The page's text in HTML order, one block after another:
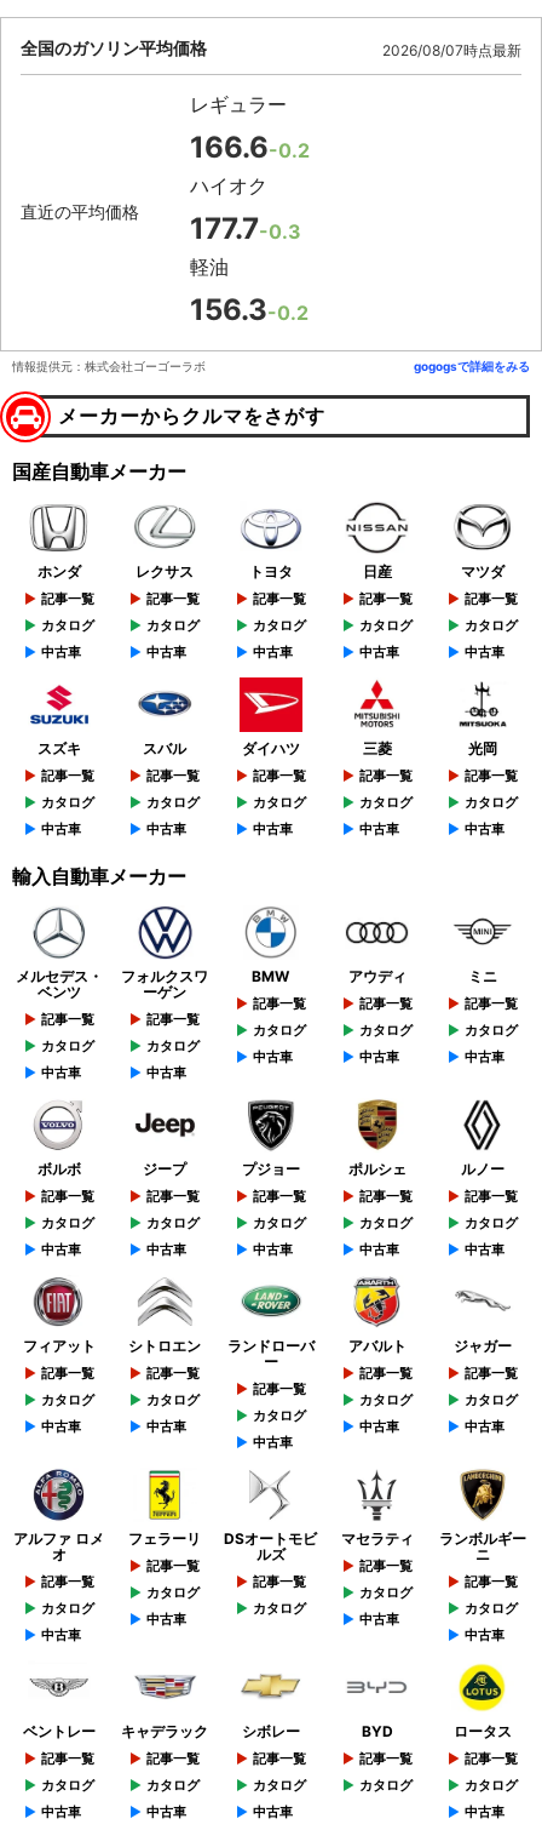
全国のガソリン平均価格 2026/08/07時点最新
直近の平均価格
レギュラー
166.6-0.2
ハイオク
177.7-0.3
軽油
156.3-0.2
情報提供元：株式会社ゴーゴーラボ gogogsで詳細をみる
メーカーからクルマをさがす
国産自動車メーカー
ホンダ
記事一覧
カタログ
中古車
レクサス
記事一覧
カタログ
中古車
トヨタ
記事一覧
カタログ
中古車
日産
記事一覧
カタログ
中古車
マツダ
記事一覧
カタログ
中古車
スズキ
記事一覧
カタログ
中古車
スバル
記事一覧
カタログ
中古車
ダイハツ
記事一覧
カタログ
中古車
三菱
記事一覧
カタログ
中古車
光岡
記事一覧
カタログ
中古車
輸入自動車メーカー
メルセデス・
ベンツ
記事一覧
カタログ
中古車
フォルクスワ
ーゲン
記事一覧
カタログ
中古車
BMW
記事一覧
カタログ
中古車
アウディ
記事一覧
カタログ
中古車
ミニ
記事一覧
カタログ
中古車
ボルボ
記事一覧
カタログ
中古車
ジープ
記事一覧
カタログ
中古車
プジョー
記事一覧
カタログ
中古車
ポルシェ
記事一覧
カタログ
中古車
ルノー
記事一覧
カタログ
中古車
フィアット
記事一覧
カタログ
中古車
シトロエン
記事一覧
カタログ
中古車
ランドローバ
ー
記事一覧
カタログ
中古車
アバルト
記事一覧
カタログ
中古車
ジャガー
記事一覧
カタログ
中古車
アルファ ロメ
オ
記事一覧
カタログ
中古車
フェラーリ
記事一覧
カタログ
中古車
DSオートモビ
ルズ
記事一覧
カタログ
マセラティ
記事一覧
カタログ
中古車
ランボルギー
ニ
記事一覧
カタログ
中古車
ベントレー
記事一覧
カタログ
中古車
キャデラック
記事一覧
カタログ
中古車
シボレー
記事一覧
カタログ
中古車
BYD
記事一覧
カタログ
ロータス
記事一覧
カタログ
中古車